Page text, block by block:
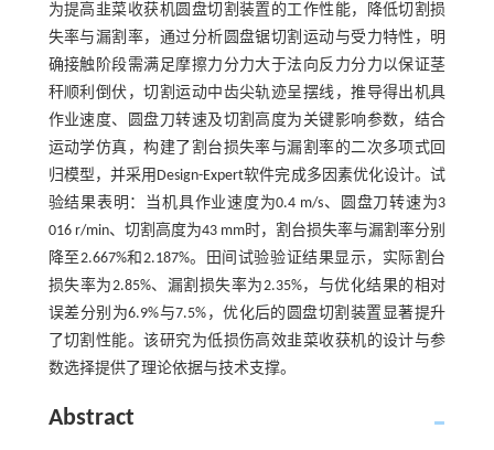
为提高韭菜收获机圆盘切割装置的工作性能，降低切割损
失率与漏割率，通过分析圆盘锯切割运动与受力特性，明
确接触阶段需满足摩擦力分力大于法向反力分力以保证茎
秆顺利倒伏，切割运动中齿尖轨迹呈摆线，推导得出机具
作业速度、圆盘刀转速及切割高度为关键影响参数，结合
运动学仿真，构建了割台损失率与漏割率的二次多项式回
归模型，并采用Design-Expert软件完成多因素优化设计。试
验结果表明：当机具作业速度为0.4 m/s、圆盘刀转速为3
016 r/min、切割高度为43 mm时，割台损失率与漏割率分别
降至2.667%和2.187%。田间试验验证结果显示，实际割台
损失率为2.85%、漏割损失率为2.35%，与优化结果的相对
误差分别为6.9%与7.5%，优化后的圆盘切割装置显著提升
了切割性能。该研究为低损伤高效韭菜收获机的设计与参
数选择提供了理论依据与技术支撑。
Abstract